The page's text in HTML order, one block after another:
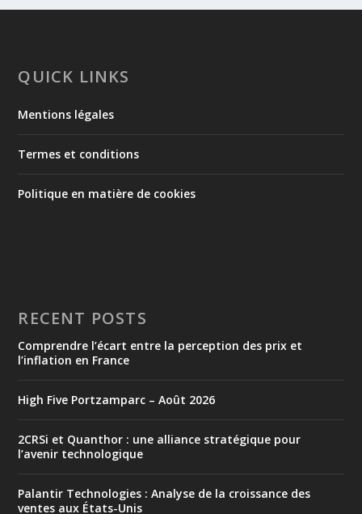
QUICK LINKS
Mentions légales
Termes et conditions
Politique en matière de cookies
RECENT POSTS
Comprendre l’écart entre la perception des prix et
l’inflation en France
High Five Portzamparc – Août 2026
2CRSi et Quanthor : une alliance stratégique pour
l’avenir technologique
Palantir Technologies : Analyse de la croissance des
ventes aux États-Unis